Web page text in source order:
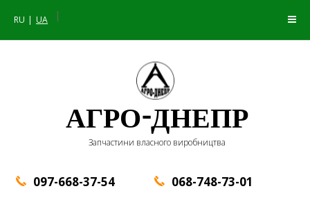
RU UA |
АГРО-ДНЕПР
Запчастини власного виробництва
097-668-37-54
068-748-73-01